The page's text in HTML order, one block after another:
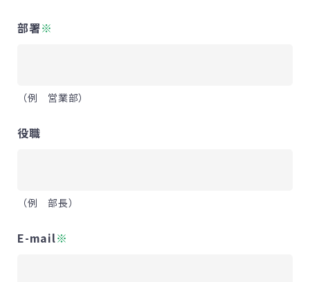
部署※
（例 営業部）
役職
（例 部長）
E-mail※